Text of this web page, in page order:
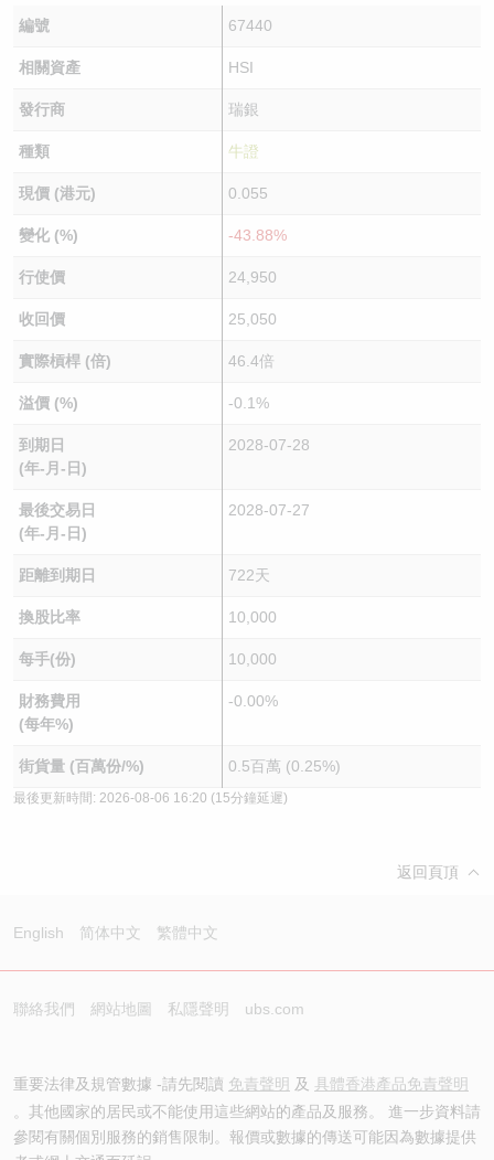
編號 67440
相關資產 HSI
發行商 瑞銀
種類 牛證
現價 (港元) 0.055
變化 (%) -43.88%
行使價 24,950
收回價 25,050
實際槓桿 (倍) 46.4倍
溢價 (%) -0.1%
到期日
(年-月-日)
2028-07-28
最後交易日
(年-月-日)
2028-07-27
距離到期日 722天
換股比率 10,000
每手(份) 10,000
財務費用
(每年%)
-0.00%
街貨量 (百萬份/%) 0.5百萬 (0.25%)
最後更新時間: 2026-08-06 16:20 (15分鐘延遲)
返回頁頂
English 简体中文 繁體中文
聯絡我們 網站地圖 私隱聲明 ubs.com
重要法律及規管數據 -請先閱讀 免責聲明 及 具體香港產品免責聲明
。其他國家的居民或不能使用這些網站的產品及服務。 進一步資料請
參閱有關個別服務的銷售限制。報價或數據的傳送可能因為數據提供